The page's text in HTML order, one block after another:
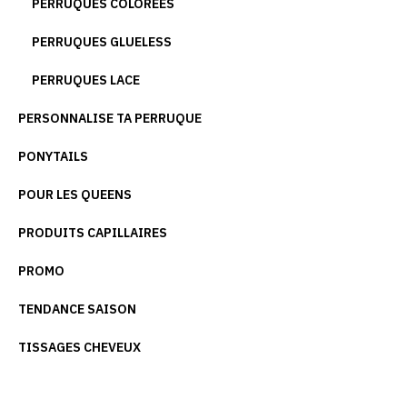
PERRUQUES COLORÉES
PERRUQUES GLUELESS
PERRUQUES LACE
PERSONNALISE TA PERRUQUE
PONYTAILS
POUR LES QUEENS
PRODUITS CAPILLAIRES
PROMO
TENDANCE SAISON
TISSAGES CHEVEUX